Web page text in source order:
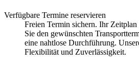
Verfügbare Termine reservieren
Freien Termin sichern. Ihr
Sie den gewünschten
eine nahtlose Durchführung.
Flexibilität und Zuverlässigkeit.